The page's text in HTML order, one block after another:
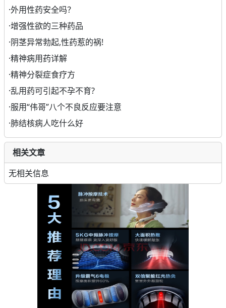
·外用性药安全吗？
·增强性欲的三种药品
·阴茎异常勃起,性药惹的祸!
·精神病用药详解
·精神分裂症食疗方
·乱用药可引起不孕不育?
·服用“伟哥”八个不良反应要注意
·肺结核病人吃什么好
相关文章
无相关信息